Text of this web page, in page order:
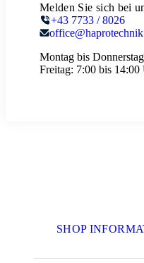
Melden Sie sich bei
+43 7733 / 8026
Montag bis
Freitag: 7:00 bis 14:00
SHOP